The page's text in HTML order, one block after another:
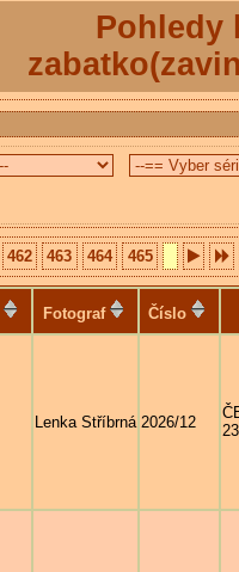
Pohledy
462 463 464 465
Fotograf Číslo
Lenka Stříbrná 2026/12